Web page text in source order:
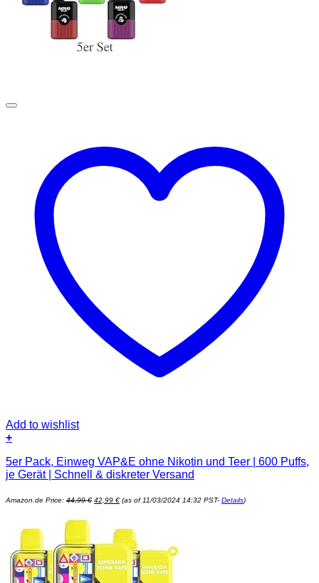
Add to wishlist
+
5er Pack, Einweg VAP&E ohne Nikotin und Teer | 600 Puffs,
je Gerät | Schnell & diskreter Versand
Amazon.de Price: 44,99€ Preis
42,99 €Preis
(as of 11/03/2024 14:32 PST- Details)